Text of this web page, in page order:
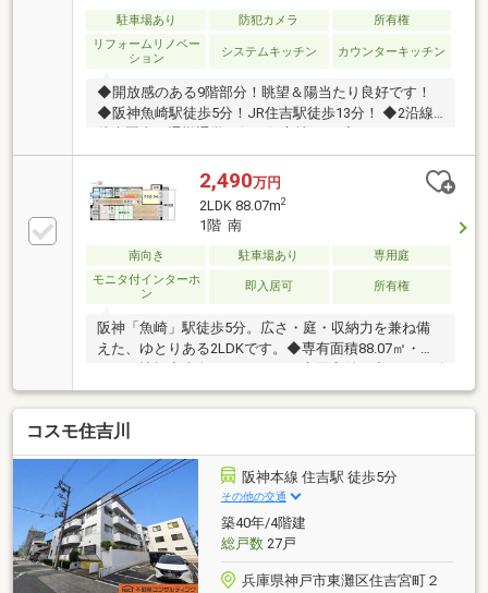
駐車場あり 防犯カメラ
所有権
リフォームリノベー
ション
システムキッチン カウンターキッチン
◆開放感のある9階部分！眺望＆陽当たり良好です！
◆阪神魚崎駅徒歩5分！JR住吉駅徒歩13分！ ◆2沿線
リーCL付でお部屋を広くすっきりと使えます♪
2,490万円
2LDK 88.07m2
1階 南
南向き 駐車場あり
専用庭
モニタ付インターホ
ン
即入居可 所有権
阪神「魚崎」駅徒歩5分。広さ・庭・収納力を兼ね備
えた、ゆとりある2LDKです。◆専有面積88.07㎡・
LDK20帖超◆南向き・26.78㎡の専用庭付き◆シューズ
インクローク・WIC完備◆漆喰壁や造作設備を採用し
たこだわりの内装◆全居室6帖以上・即引渡し可能
コスモ住吉川
阪神本線 住吉駅 徒歩5分
その他の交通
築40年/4階建
総戸数27戸
兵庫県神戸市東灘区住吉宮町２